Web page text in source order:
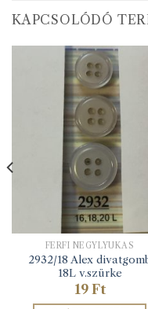
KAPCSOLÓDÓ
FÉRFI NÉGYLYUKAS
2932/18 Alex
18L v.szürke
19 Ft